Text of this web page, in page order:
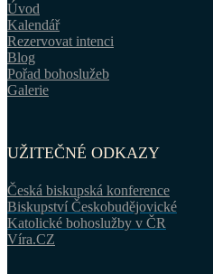
Úvod
Kalendář
Rezervovat intenci
Blog
Pořad bohoslužeb
Galerie
UŽITEČNÉ ODKAZY
Česká biskupská konference
Biskupství Českobudějovické
Katolické bohoslužby v ČR
Víra.CZ